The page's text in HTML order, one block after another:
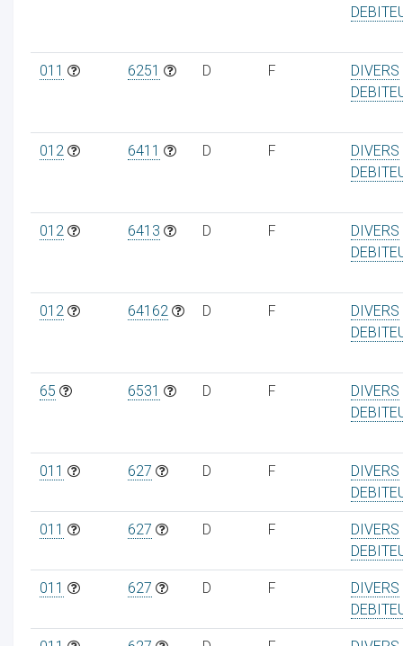
011 6251 D F
DIVERS
012 6411 D F
DIVERS
012 6413 D F
DIVERS
012 64162 D F
DIVERS
65 6531 D F
DIVERS
011 627 D F
DIVERS
011 627 D F
DIVERS
011 627 D F
DIVERS